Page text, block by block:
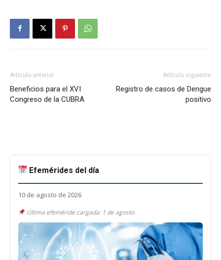
Artículo anterior
Beneficios para el XVI
Congreso de la CUBRA
Artículo siguiente
Registro de casos de Dengue
positivo
Efemérides del día
10 de agosto de 2026
Última efeméride cargada: 1 de agosto